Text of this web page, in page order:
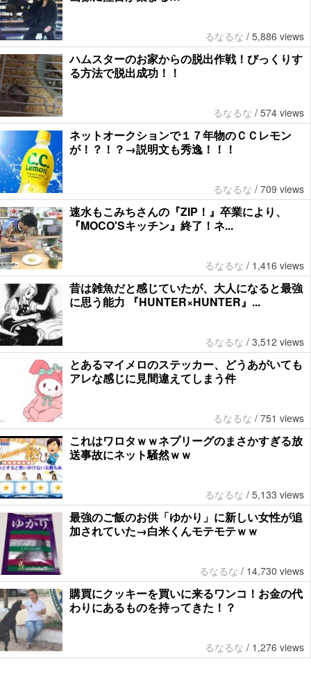
るなるな / 5,886 views
ハムスターのお家からの脱出作戦！びっくりす
る方法で脱出成功！！
るなるな / 574 views
ネットオークションで１７年物のＣＣレモン
が！？！？→説明文も秀逸！！！
るなるな / 709 views
速水もこみちさんの『ZIP！』卒業により、
『MOCO'Sキッチン』終了！ネ...
るなるな / 1,416 views
昔は雑魚だと感じていたが、大人になると最強
に思う能力 『HUNTER×HUNTER』...
るなるな / 3,512 views
とあるマイメロのステッカー、どうあがいても
アレな感じに見間違えてしまう件
るなるな / 751 views
これはワロタｗｗネプリーグのまさかすぎる放
送事故にネット騒然ｗｗ
るなるな / 5,133 views
最強のご飯のお供「ゆかり」に新しい女性が追
加されていた→白米くんモテモテｗｗ
るなるな / 14,730 views
購買にクッキーを買いに来るワンコ！お金の代
わりにあるものを持ってきた！？
るなるな / 1,276 views